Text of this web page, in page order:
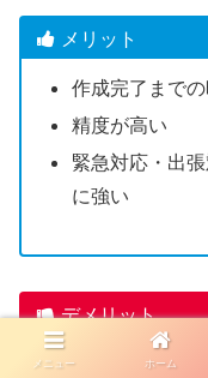
メリット
作成完了まで
精度が高い
緊急対応・出
に強い
デメリット
一部のディン
メニュー ホーム